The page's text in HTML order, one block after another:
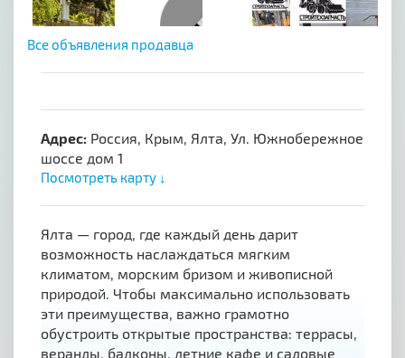
Все объявления продавца
Адрес: Россия, Крым, Ялта, Ул. Южнобережное
шоссе дом 1
Посмотреть карту ↓
Ялта — город, где каждый день дарит
возможность наслаждаться мягким
климатом, морским бризом и живописной
природой. Чтобы максимально использовать
эти преимущества, важно грамотно
обустроить открытые пространства: террасы,
веранды, балконы, летние кафе и садовые